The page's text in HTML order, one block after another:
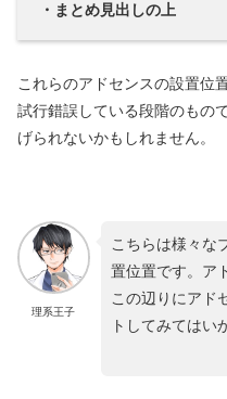
・まとめ見出しの上
これらのアドセンスの設置位
試行錯誤している段階のもの
げられないかもしれません。
理系王子
こちらは様々な
置位置です。ア
この辺りにアド
トしてみてはい